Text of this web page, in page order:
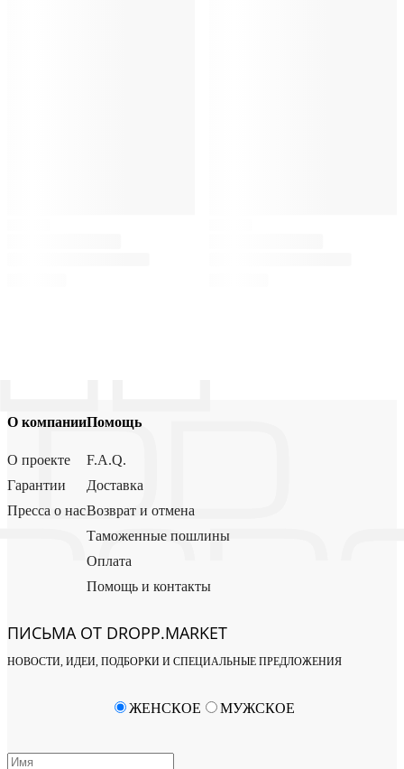
О компании
О проекте
Гарантии
Пресса о нас
Помощь
F.A.Q.
Доставка
Возврат и отмена
Таможенные пошлины
Оплата
Помощь и контакты
ПИСЬМА ОТ DROPP.MARKET
НОВОСТИ, ИДЕИ, ПОДБОРКИ И СПЕЦИАЛЬНЫЕ ПРЕДЛОЖЕНИЯ
ЖЕНСКОЕ МУЖСКОЕ